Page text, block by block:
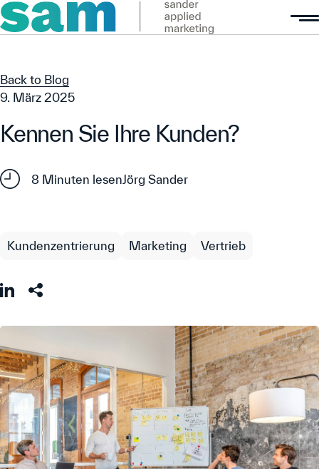
Back to Blog
Back to Blog
9. März 2025
Kennen Sie Ihre Kunden?
8 Minuten lesen Jörg Sander
Kundenzentrierung Marketing Vertrieb